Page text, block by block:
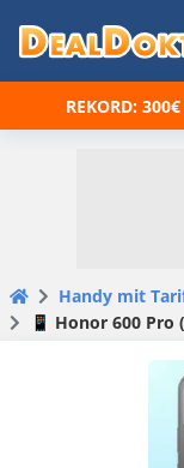
REKORD:
Handy mit
📱 Honor 600 Pro (512GB) für